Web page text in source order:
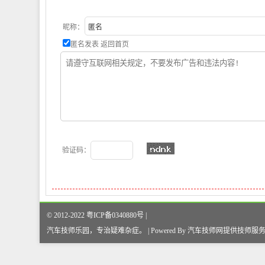
昵称：
匿名发表 返回首页
验证码：
© 2012-2022 粤ICP备0340880号 |
汽车技师乐园，专治疑难杂症。 | Powered By 汽车技师网提供技师服务